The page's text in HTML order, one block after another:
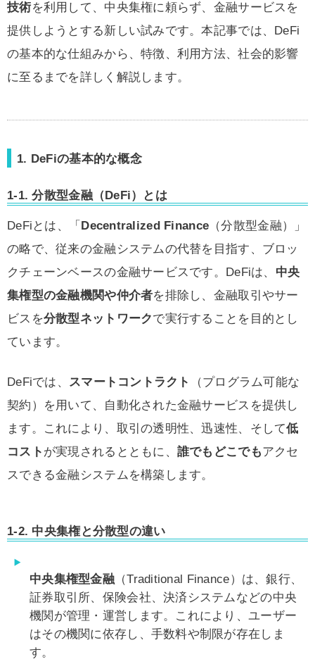
技術を利用して、中央集権に頼らず、金融サービスを
提供しようとする新しい試みです。本記事では、DeFi
の基本的な仕組みから、特徴、利用方法、社会的影響
に至るまでを詳しく解説します。
1. DeFiの基本的な概念
1-1.分散型金融（DeFi）とは
DeFiとは、「 Decentralized Finance （分散型金融）」
の略で、従来の金融システムの代替を目指す、ブロッ
クチェーンベースの金融サービスです。DeFiは、 中央
集権型の金融機関や仲介者を排除し、金融取引やサー
ビスを分散型ネットワークで実行することを目的とし
ています。
DeFiでは、 スマートコントラクト
（プログラム可能な
契約）を用いて、自動化された金融サービスを提供し
ます。これにより、取引の透明性、迅速性、そして低
コスト が実現されるとともに、 誰でもどこでもアクセ
スできる金融システムを構築します。
1-2. 中央集権と分散型の違い
中央集権型金融（Traditional Finance）は、銀行、
証券取引所、保険会社、決済システムなどの中央
機関が管理・運営します。これにより、ユーザー
はその機関に依存し、手数料や制限が存在しま
す。